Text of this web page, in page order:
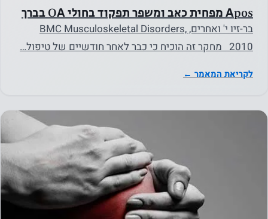
Apos מפחית כאב ומשפר תפקוד בחולי OA בברך
בר-זיו י' ואחרים, BMC Musculoskeletal Disorders,
2010 מחקר זה הוכיח כי כבר לאחר חודשיים של טיפול…
לקריאת המאמר ←